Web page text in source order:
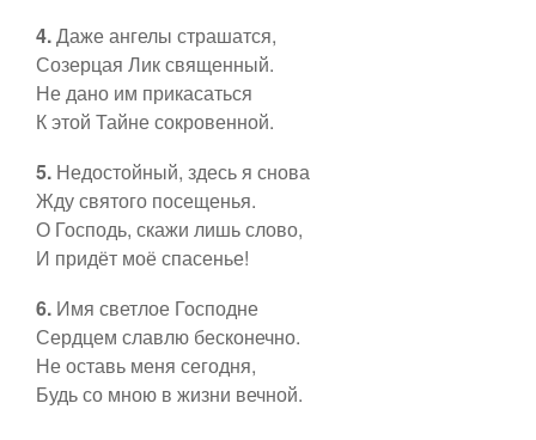
Богородице
Ко святым
Таинства
Предложить
Образовательные проекты
4.Даже ангелы страшатся,
Созерцая Лик священный.
Не дано им прикасаться
К этой Тайне сокровенной.
5. Недостойный, здесь я снова
Жду святого посещенья.
О Господь, скажи лишь слово,
И придёт моё спасенье!
6. Имя светлое Господне
Сердцем славлю бесконечно.
Не оставь меня сегодня,
Будь со мною в жизни вечной.